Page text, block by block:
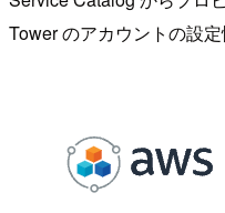
Tower のアカウントの設定